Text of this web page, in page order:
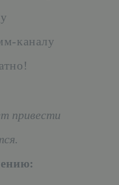
каналу
привести